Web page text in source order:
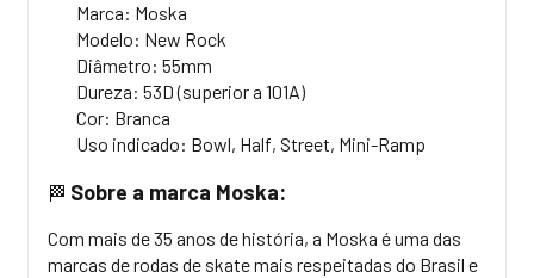
Marca: Moska
Modelo: New Rock
Diâmetro: 55mm
Dureza: 53D (superior a 101A)
Cor: Branca
Uso indicado: Bowl, Half, Street, Mini-Ramp
🏁 Sobre a marca Moska:
Com mais de 35 anos de história, a Moska é uma das
marcas de rodas de skate mais respeitadas do Brasil e